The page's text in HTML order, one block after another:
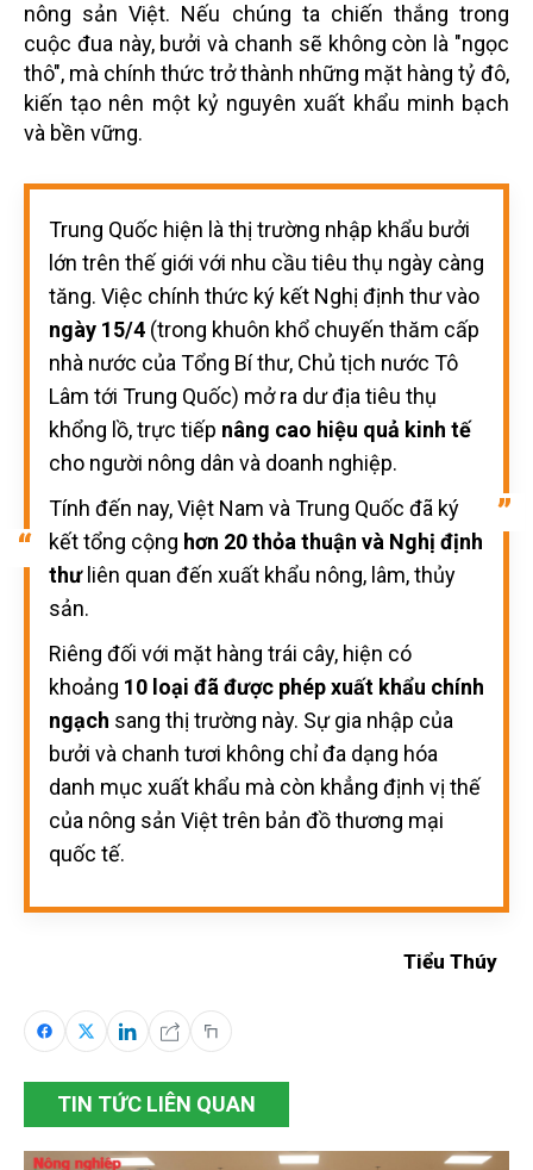
nông sản Việt. Nếu chúng ta chiến thắng trong
cuộc đua này, bưởi và chanh sẽ không còn là "ngọc
thô", mà chính thức trở thành những mặt hàng tỷ đô,
kiến tạo nên một kỷ nguyên xuất khẩu minh bạch
và bền vững.
Trung Quốc hiện là thị trường nhập khẩu bưởi
lớn trên thế giới với nhu cầu tiêu thụ ngày càng
tăng. Việc chính thức ký kết Nghị định thư vào
ngày 15/4 (trong khuôn khổ chuyến thăm cấp
nhà nước của Tổng Bí thư, Chủ tịch nước Tô
Lâm tới Trung Quốc) mở ra dư địa tiêu thụ
khổng lồ, trực tiếp nâng cao hiệu quả kinh tế
cho người nông dân và doanh nghiệp.
Tính đến nay, Việt Nam và Trung Quốc đã ký
kết tổng cộng hơn 20 thỏa thuận và Nghị định
thưliên quan đến xuất khẩu nông, lâm, thủy
sản.
Riêng đối với mặt hàng trái cây, hiện có
khoảng 10 loại đã được phép xuất khẩu chính
ngạch sang thị trường này. Sự gia nhập của
bưởi và chanh tươi không chỉ đa dạng hóa
danh mục xuất khẩu mà còn khẳng định vị thế
của nông sản Việt trên bản đồ thương mại
quốc tế.
Tiểu Thúy
TIN TỨC LIÊN QUAN